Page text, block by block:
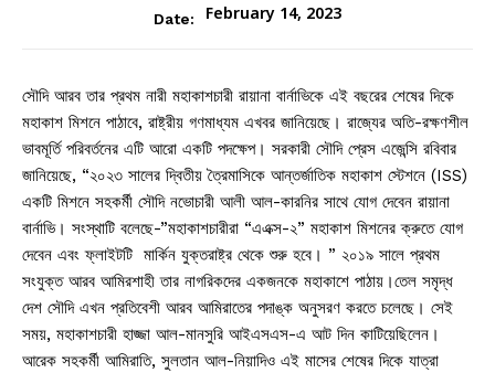
Date:
February 14, 2023
সৌদি আরব তার প্রথম নারী মহাকাশচারী রায়ানা বার্নাভিকে এই বছরের শেষের দিকে
মহাকাশ মিশনে পাঠাবে, রাষ্ট্রীয় গণমাধ্যম এখবর জানিয়েছে। রাজ্যের অতি-রক্ষণশীল
ভাবমূর্তি পরিবর্তনের এটি আরো একটি পদক্ষেপ। সরকারী সৌদি প্রেস এজেন্সি রবিবার
জানিয়েছে, “২০২৩ সালের দ্বিতীয় ত্রৈমাসিকে আন্তর্জাতিক মহাকাশ স্টেশনে (ISS)
একটি মিশনে সহকর্মী সৌদি নভোচারী আলী আল-কারনির সাথে যোগ দেবেন রায়ানা
বার্নাভি। সংস্থাটি বলেছে-”মহাকাশচারীরা “এএক্স-২” মহাকাশ মিশনের ক্রুতে যোগ
দেবেন এবং ফ্লাইটটি মার্কিন যুক্তরাষ্ট্র থেকে শুরু হবে। ” ২০১৯ সালে প্রথম
সংযুক্ত আরব আমিরশাহী তার নাগরিকদের একজনকে মহাকাশে পাঠায়।তেল সমৃদ্ধ
দেশ সৌদি এখন প্রতিবেশী আরব আমিরাতের পদাঙ্ক অনুসরণ করতে চলেছে। সেই
সময়, মহাকাশচারী হাজ্জা আল-মানসুরি আইএসএস-এ আট দিন কাটিয়েছিলেন।
আরেক সহকর্মী আমিরাতি, সুলতান আল-নিয়াদিও এই মাসের শেষের দিকে যাত্রা